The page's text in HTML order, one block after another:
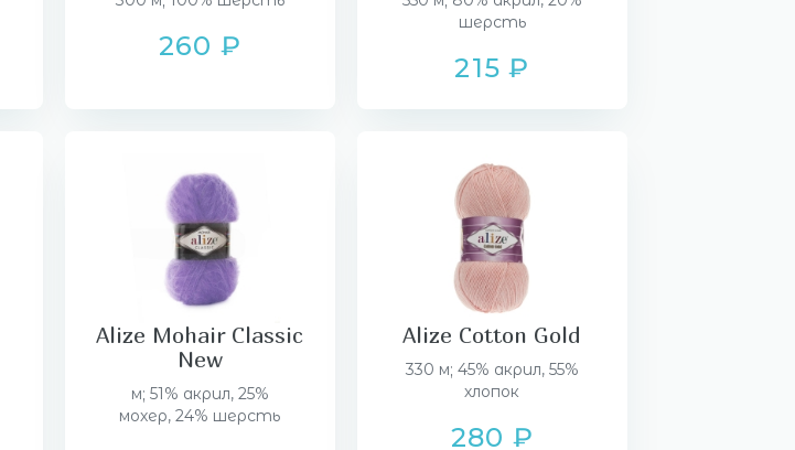
260 ₽
шерсть
215 ₽
Alize Mohair Classic
New
м; 51% акрил, 25%
мохер, 24% шерсть
Alize Cotton Gold
330 м; 45% акрил, 55%
хлопок
280 ₽